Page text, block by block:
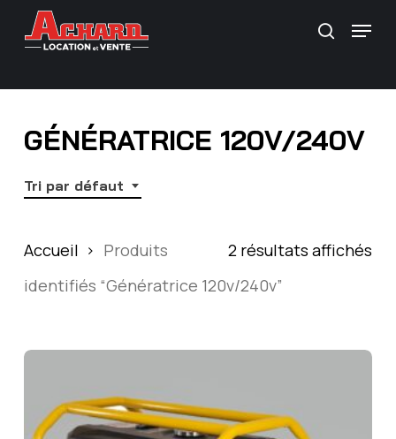
Menu
GÉNÉRATRICE 120V/240V
Tri par défaut
2 résultats affichés
Accueil
Produits
identifiés “Génératrice 120v/240v”